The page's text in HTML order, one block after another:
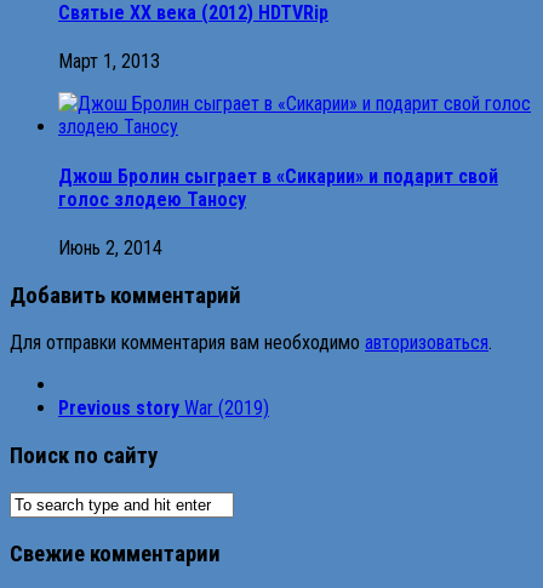
Святые XX века (2012) HDTVRip
Март 1, 2013
Джош Бролин сыграет в «Сикарии» и подарит свой
голос злодею Таносу
Июнь 2, 2014
Добавить комментарий
Для отправки комментария вам необходимо авторизоваться.
Previous story War (2019)
Поиск по сайту
Свежие комментарии